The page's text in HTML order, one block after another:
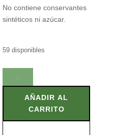
No contiene conservantes
sintéticos ni azúcar.
59 disponibles
ECOMIL
MANDORLA
ALMENDRA
1
AÑADIR AL
CARRITO